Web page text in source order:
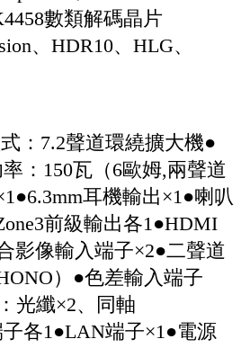
數類解碼晶片
、HDR10、HLG、
：7.2聲道環繞擴大機●
：150瓦（6歐姆,兩聲道
耳機輸出×1●喇叭
前級輸出各1●HDMI
影像輸入端子×2●二聲道
）●色差輸入端子
光纖×2、同軸
各1●LAN端子×1●電源